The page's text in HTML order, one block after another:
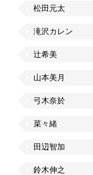
松田元太
滝沢カレン
辻希美
山本美月
弓木奈於
菜々緒
田辺智加
鈴木伸之